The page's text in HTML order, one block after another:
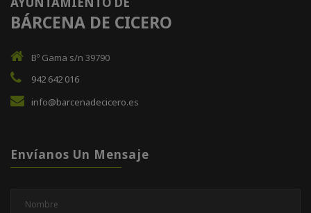
BÁRCENA DE CICERO
Bº Gama s/n 39790
942 642 016
info@barcenadecicero.es
Envíanos Un Mensaje